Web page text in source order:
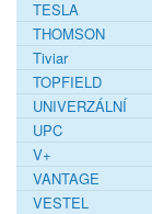
TESLA
THOMSON
Tiviar
TOPFIELD
UNIVERZÁLNÍ
UPC
V+
VANTAGE
VESTEL